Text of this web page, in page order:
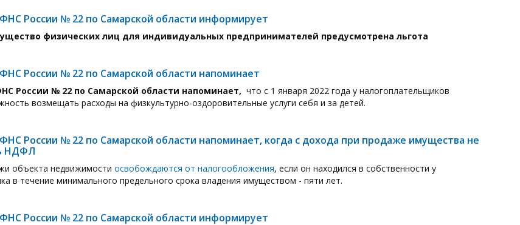
России № 22 по Самарской области информирует
физических лиц для индивидуальных предпринимателей предусмотрена льгота
России № 22 по Самарской области напоминает
России № 22 по Самарской области напоминает, что с 1 января 2022 года у налогоплательщиков
возмещать расходы на физкультурно-оздоровительные услуги себя и за детей.
России № 22 по Самарской области напоминает, когда с дохода при продаже имущества не
НДФЛ
объекта недвижимости освобождаются от налогообложения, если он находился в собственности у
в течение минимального предельного срока владения имуществом - пяти лет.
России № 22 по Самарской области информирует